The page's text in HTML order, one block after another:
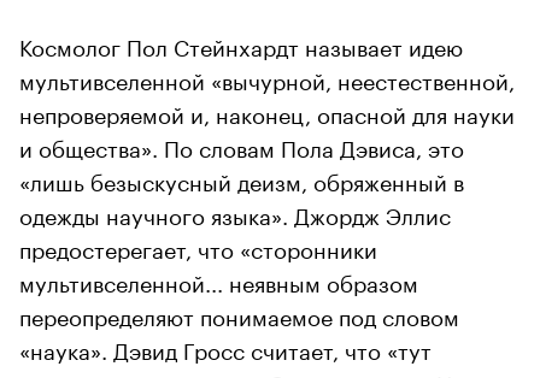
Космолог Пол Стейнхардт называет идею
мультивселенной «вычурной, неестественной,
непроверяемой и, наконец, опасной для науки
и общества». По словам Пола Дэвиса, это
«лишь безыскусный деизм, обряженный в
одежды научного языка». Джордж Эллис
предостерегает, что «сторонники
мультивселенной... неявным образом
переопределяют понимаемое под словом
«наука». Дэвид Гросс считает, что «тут